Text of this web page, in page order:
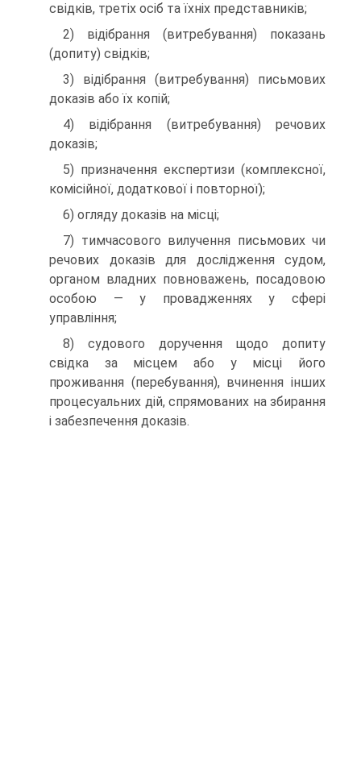
свідків, третіх осіб та їхніх представників;
2) відібрання (витребування) показань
(допиту) свідків;
3) відібрання (витребування) письмових
доказів або їх копій;
4) відібрання (витребування) речових
доказів;
5) призначення експертизи (комплексної,
комісійної, до­даткової і повторної);
6) огляду доказів на місці;
7) тимчасового вилучення письмових чи
речових доказів для дослідження судом,
органом владних повноважень, поса­довою
особою — у провадженнях у сфері
управління;
8) судового доручення щодо допиту
свідка за місцем або у місці його
проживання (перебування), вчинення інших
проце­суальних дій, спрямованих на збирання
і забезпечення доказів.